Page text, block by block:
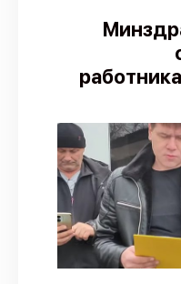
О